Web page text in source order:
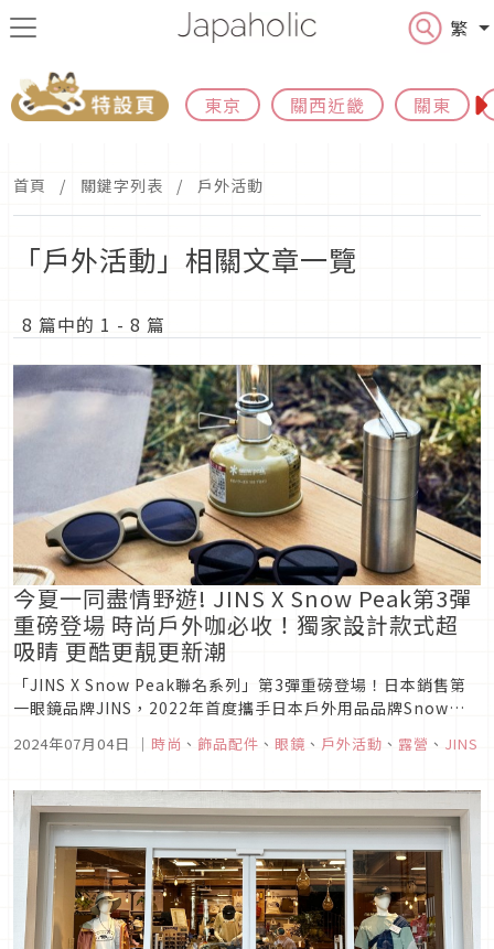
繁
東京 關西近畿 關東
首頁 關鍵字列表 戶外活動
「戶外活動」相關文章一覽
8 篇中的 1 - 8 篇
今夏一同盡情野遊! JINS X Snow Peak第3彈
重磅登場 時尚戶外咖必收！獨家設計款式超
吸睛 更酷更靚更新潮
「JINS X Snow Peak聯名系列」第3彈重磅登場！日本銷售第
一眼鏡品牌JINS，2022年首度攜手日本戶外用品品牌Snow
外運動與露營活動，在廣大的戶外咖與時尚控不斷敲碗期盼下，
2024年07月04日 ｜ 時尚 、 飾品配件 、 眼鏡 、 戶外活動 、 露營 、 JINS